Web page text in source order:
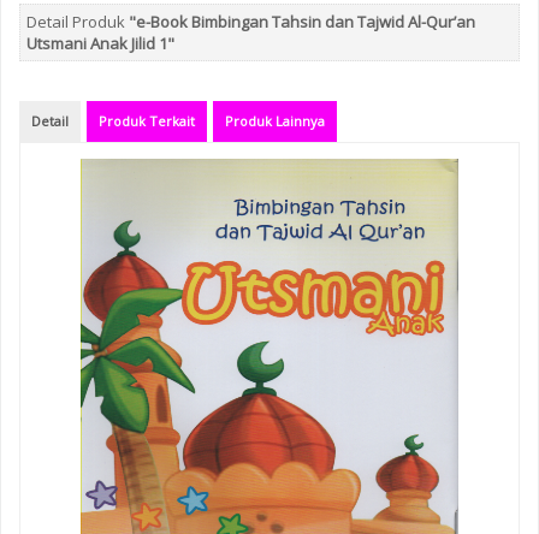
Detail Produk "e-Book Bimbingan Tahsin dan Tajwid Al-Qur’an
Utsmani Anak Jilid 1"
Detail Produk Terkait Produk Lainnya